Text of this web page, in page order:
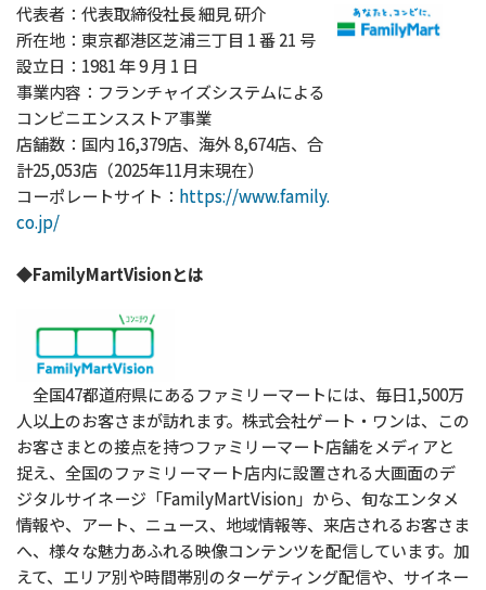
代表者：代表取締役社長 細見 研介
所在地：東京都港区芝浦三丁目 1 番 21 号
設立日：1981 年 9 月 1 日
事業内容：フランチャイズシステムによる
コンビニエンスストア事業
店舗数：国内 16,379店、海外 8,674店、合
計25,053店（2025年11月末現在）
コーポレートサイト： https://www.family.
co.jp/
◆FamilyMartVisionとは
全国47都道府県にあるファミリーマートには、毎日1,500万
人以上のお客さまが訪れます。株式会社ゲート・ワンは、この
お客さまとの接点を持つファミリーマート店舗をメディアと
捉え、全国のファミリーマート店内に設置される大画面のデ
ジタルサイネージ「FamilyMartVision」から、旬なエンタメ
情報や、アート、ニュース、地域情報等、来店されるお客さま
へ、様々な魅力あふれる映像コンテンツを配信しています。加
えて、エリア別や時間帯別のターゲティング配信や、サイネー